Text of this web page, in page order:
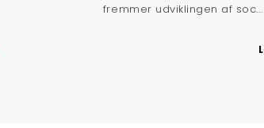
fremmer udviklingen af soc...